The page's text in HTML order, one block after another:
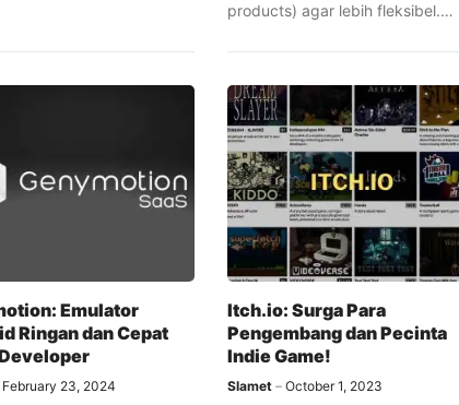
products) agar lebih fleksibel.
Emulator
Ringan dan Cepat
February 23, 2024
Itch.io: Surga Para
Pengembang dan Pecinta
Indie Game!
Slamet October 1, 2023